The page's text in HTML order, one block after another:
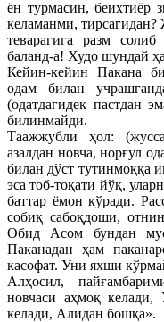
ён турмасин, беихтиёр
келаманми, тирсагидан?
теварагига разм
баланд-а! Худо шундай
Кейин-кейин Пакана
одам билан
(одатдагидек пастдан
билинмайди.
Таажжубли ҳол:
азалдан новча, норғул
билан дўст тутинмоққа
эса тоб-тоқати йўқ,
баттар ёмон кўради.
собиқ сабоқдоши,
Обид Асом бундан
Паканадан ҳам
касофат. Уни яхши
Алҳосил,
новчаси аҳмоқ келади,
келади, Алидан бошқа».